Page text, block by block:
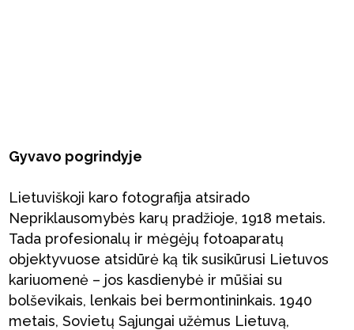
Gyvavo pogrindyje
Lietuviškoji karo fotografija atsirado
Nepriklausomybės karų pradžioje, 1918 metais.
Tada profesionalų ir mėgėjų fotoaparatų
objektyvuose atsidūrė ką tik susikūrusi Lietuvos
kariuomenė – jos kasdienybė ir mūšiai su
bolševikais, lenkais bei bermontininkais. 1940
metais, Sovietų Sąjungai užėmus Lietuvą,